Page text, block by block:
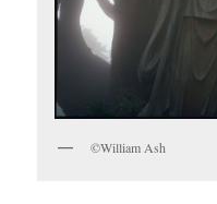
©William Ash